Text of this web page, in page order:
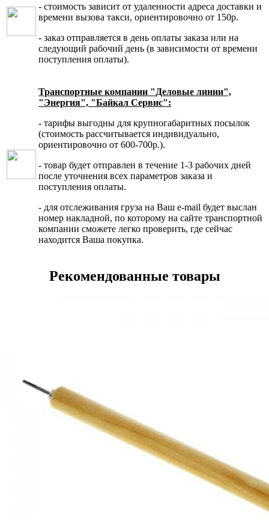
- стоимость зависит от удаленности адреса доставки и
времени вызова такси, ориентировочно от 150р.
- заказ отправляется в день оплаты заказа или на
следующий рабочий день (в зависимости от времени
поступления оплаты).
Транспортные компании "Деловые линии",
"Энергия", "Байкал Сервис":
- тарифы выгодны для крупногабаритных посылок
(стоимость рассчитывается индивидуально,
ориентировочно от 600-700р.).
- товар будет отправлен в течение 1-3 рабочих дней
после уточнения всех параметров заказа и
поступления оплаты.
- для отслеживания груза на Ваш e-mail будет выслан
номер накладной, по которому на сайте транспортной
компании сможете легко проверить, где сейчас
находится Ваша покупка.
Рекомендованные товары